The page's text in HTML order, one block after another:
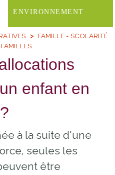
ENVIRONNEMENT
FAMILLE - SCOLARITÉ
enfant en
à la suite d'une
seules les
être